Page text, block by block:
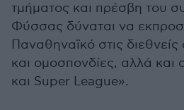
τμήματος και πρέσβη του
Φύσσας δύναται να
Παναθηναϊκό στις
και ομοσπονδίες, αλλά
και Super League».